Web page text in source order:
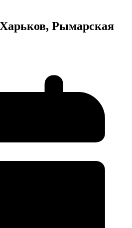
Рымарская